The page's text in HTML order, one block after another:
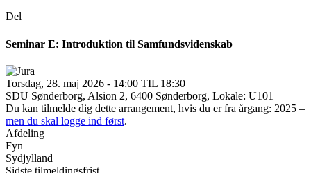
Del
Seminar E: Introduktion til Samfundsvidenskab
Torsdag, 28. maj 2026 - 14:00 TIL 18:30
SDU Sønderborg, Alsion 2, 6400 Sønderborg, Lokale: U101
Du kan tilmelde dig dette arrangement, hvis du er fra årgang: 2025 –
men du skal logge ind først.
Afdeling
Fyn
Sydjylland
Sidste tilmeldingsfrist